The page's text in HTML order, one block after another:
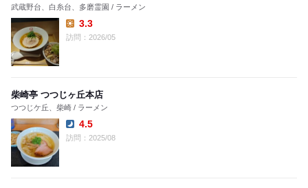
武蔵野台、白糸台、多磨霊園 / ラーメン
Lunch:
3.3
訪問：2026/05
柴崎亭 つつじヶ丘本店
つつじケ丘、柴崎 / ラーメン
Dinner:
4.5
訪問：2025/08